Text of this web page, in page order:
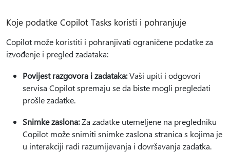
Koje podatke Copilot Tasks koristi i pohranjuje
Copilot može koristiti i pohranjivati ograničene podatke za
izvođenje i pregled zadataka:
Povijest razgovora i zadataka:Vaši upiti i odgovori
servisa Copilot spremaju se da biste mogli pregledati
prošle zadatke.
Snimke zaslona:Za zadatke utemeljene na pregledniku
Copilot može snimiti snimke zaslona stranica s kojima je
u interakciji radi razumijevanja i dovršavanja zadatka.